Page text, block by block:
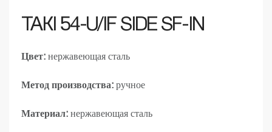
TAKI 54-U/IF SIDE SF-IN
Цвет: нержавеющая сталь
Метод производства: ручное
Материал: нержавеющая сталь